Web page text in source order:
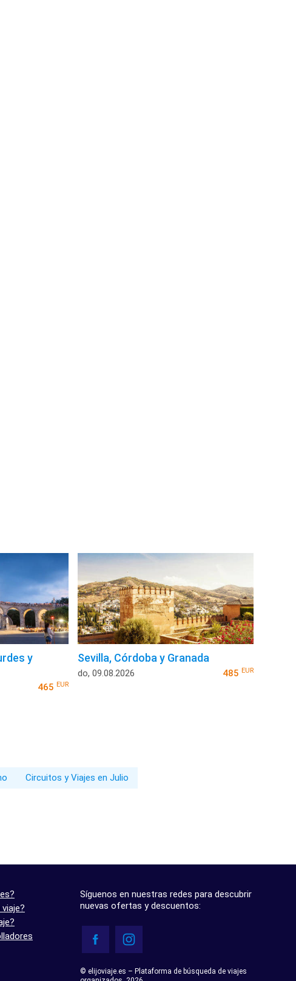
y
465EUR
Sevilla, Córdoba y Granada
do, 09.08.2026 485 EUR
Circuitos y Viajes en Julio
Síguenos en nuestras redes para descubrir
nuevas ofertas y descuentos:
© elijoviaje.es – Plataforma de búsqueda de viajes